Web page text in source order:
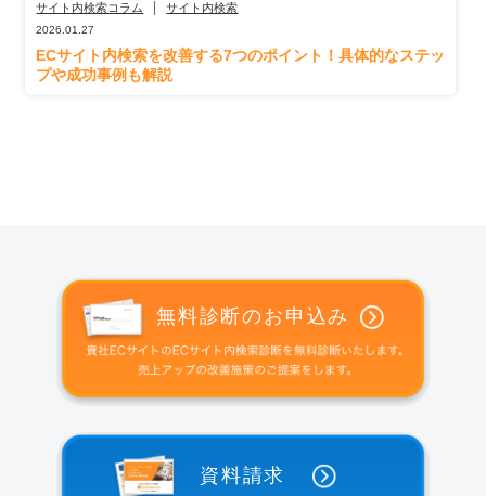
サイト内検索コラム サイト内検索
2026.01.27
ECサイト内検索を改善する7つのポイント！具体的なステッ
プや成功事例も解説
無料診断のお申込み
資料請求